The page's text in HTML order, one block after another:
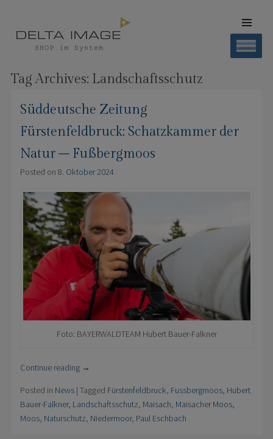
CONTENT
Tag Archives: Landschaftsschutz
Süddeutsche Zeitung
Fürstenfeldbruck: Schatzkammer der
Natur – Fußbergmoos
Posted on 8. Oktober 2024
Foto: BAYERWALDTEAM Hubert Bauer-Falkner
Continue reading →
Posted in News | Tagged Fürstenfeldbruck, Fussbergmoos, Hubert
Bauer-Falkner, Landschaftsschutz, Maisach, Maisacher Moos,
Moos, Naturschutz, Niedermoor, Paul Eschbach